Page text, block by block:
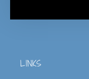
LINKS